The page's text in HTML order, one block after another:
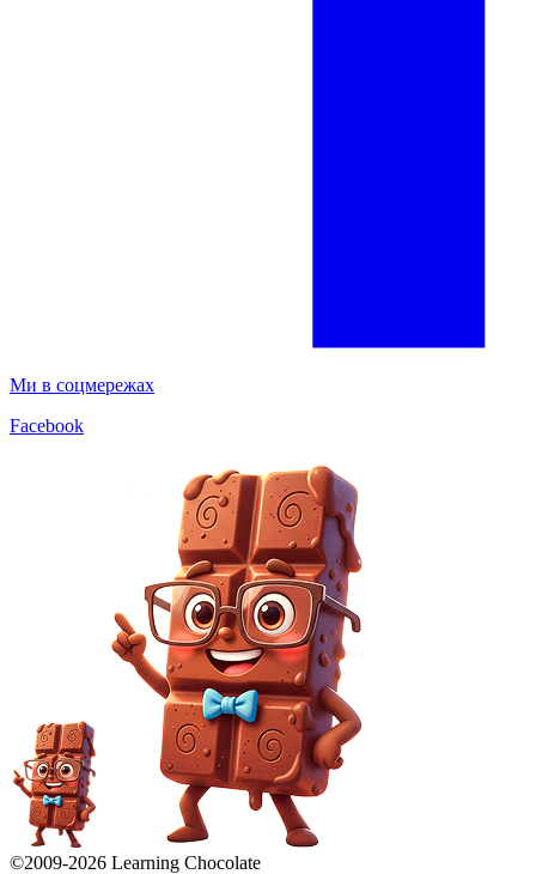
Ми в соцмережах
Facebook
©2009-2026 Learning Chocolate